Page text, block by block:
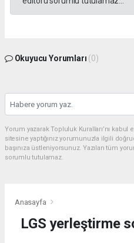
Okuyucu Yorumları (0)
Yorum yazarak Topluluk Kuralları’nı
sitesine yaptığınız yorumunuzla ilgili
başınıza üstleniyorsunuz. Yazılan tüm
sorumlu tutulamaz.
Anasayfa
LGS yerleştirme